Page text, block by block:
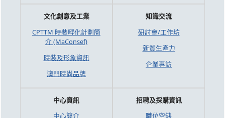
文化創意及工業
CPTTM 時裝孵化計劃簡
介 (MaConsef)
時裝及形象資訊
澳門時尚品牌
知識交流
研討會/工作坊
新質生產力
企業專訪
中心資訊
中心簡介
招聘及採購資訊
職位空缺